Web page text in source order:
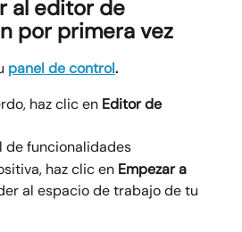
al editor de
por primera vez
panel de control.
haz clic en Editor de
de funcionalidades
haz clic en Empezar a
al espacio de trabajo de tu